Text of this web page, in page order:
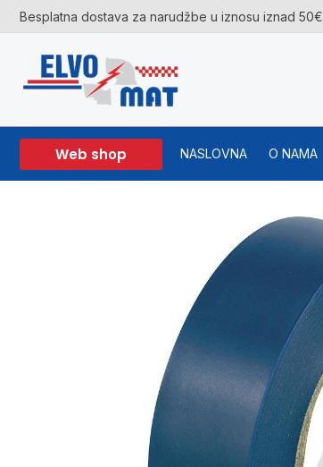
Skip
to
content
Besplatna dostava za narudžbe u iznosu iznad 50€
Web shop NASLOVNA O NAMA